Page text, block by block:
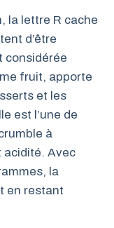
la lettre R cache
d’être
considérée
fruit, apporte
et les
est l’une de
à
acidité. Avec
la
en restant